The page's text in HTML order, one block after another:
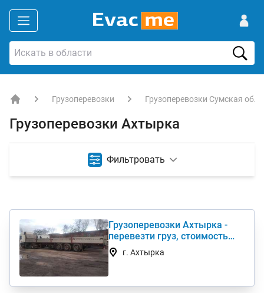
Грузоперевозки Грузоперевозки Сумская
Грузоперевозки Ахтырка
Фильтровать
Грузоперевозки Ахтырка -
перевезти груз, стоимость
услуги недорого
г. Ахтырка